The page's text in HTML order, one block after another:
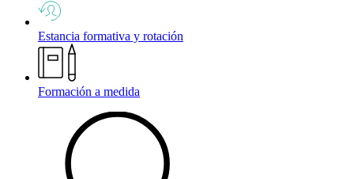
Estancia formativa y rotación
Formación a medida